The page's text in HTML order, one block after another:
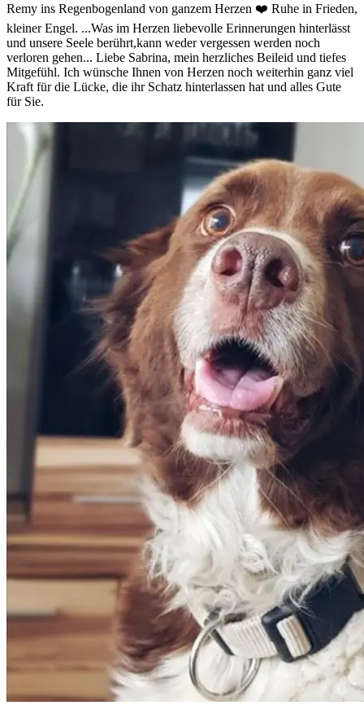
Remy ins Regenbogenland von ganzem Herzen ❤️ Ruhe in Frieden,
kleiner Engel. ...Was im Herzen liebevolle Erinnerungen hinterlässt
und unsere Seele berührt,kann weder vergessen werden noch
verloren gehen... Liebe Sabrina, mein herzliches Beileid und tiefes
Mitgefühl. Ich wünsche Ihnen von Herzen noch weiterhin ganz viel
Kraft für die Lücke, die ihr Schatz hinterlassen hat und alles Gute
für Sie.